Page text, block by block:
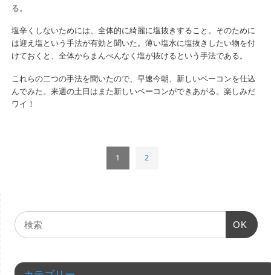
る。
塩辛くしないためには、全体的に綺麗に塩抜きすること。そのために
は迎え塩という手法が有効と聞いた。薄い塩水に塩抜きしたい物を付
けておくと、全体からまんべんなく塩が抜けるという手法である。
これらの二つの手法を聞いたので、早速今朝、新しいベーコンを仕込
んでみた。来週の土日はまた新しいベーコンができあがる。楽しみだ
ワイ！
1 2
OK